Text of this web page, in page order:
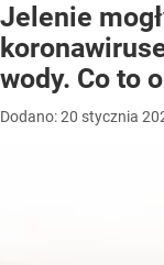
Jelenie
wody. Co to
Dodano:20 stycznia